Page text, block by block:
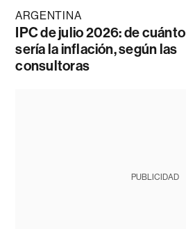
ARGENTINA
IPC de julio 2026: de cuánto
sería la inflación, según las
consultoras
PUBLICIDAD